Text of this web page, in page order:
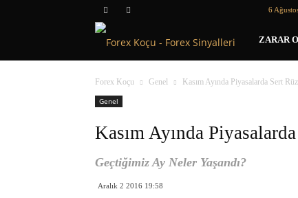
6
Forex
Koçu
ZARAR
Forex Koçu Genel
Kasım Ayında Piyasalarda Sert
Genel
Kasım Ayında
Geçtiğimiz Ay Neler Yaşandı?
Aralık 2 2016 19:58